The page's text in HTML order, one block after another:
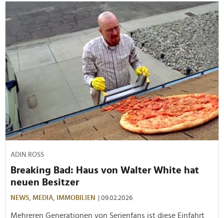
ADIN ROSS
Breaking Bad: Haus von Walter White hat
neuen Besitzer
NEWS, MEDIA, IMMOBILIEN | 09.02.2026
Mehreren Generationen von Serienfans ist diese Einfahrt